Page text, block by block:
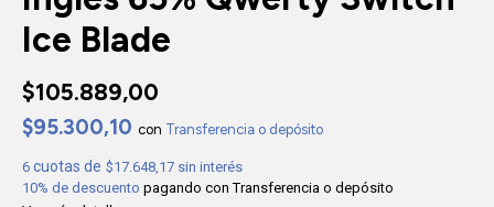
Ice Blade
$105.889,00
$95.300,10 con Transferencia o depósito
6 $17.648,17 sin interés
10% de descuento pagando con Transferencia o depósito